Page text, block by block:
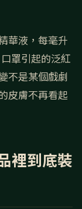
華液，每毫升
罩引起的泛紅
不是某個戲劇
皮膚不再看起
裡到底裝